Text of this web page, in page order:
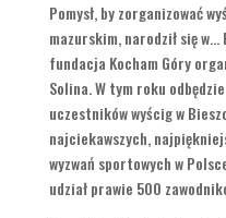
Pomysł, by zorganizować
mazurskim, narodził się
fundacja Kocham Góry
Solina. W tym roku
uczestników wyścig w
najciekawszych,
wyzwań sportowych w
udział prawie 500